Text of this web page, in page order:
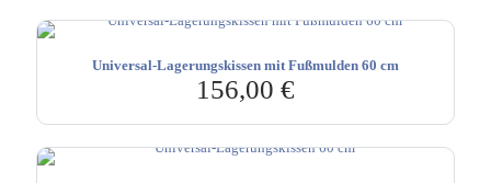
Universal-Lagerungskissen mit Fußmulden 60 cm
156,00 €